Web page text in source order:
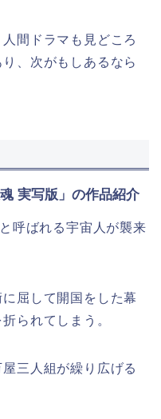
間ドラマも見どころ
、次がもしあるなら
実写版」の作品紹介
呼ばれる宇宙人が襲来
屈して開国をした幕
られてしまう。
三人組が繰り広げる